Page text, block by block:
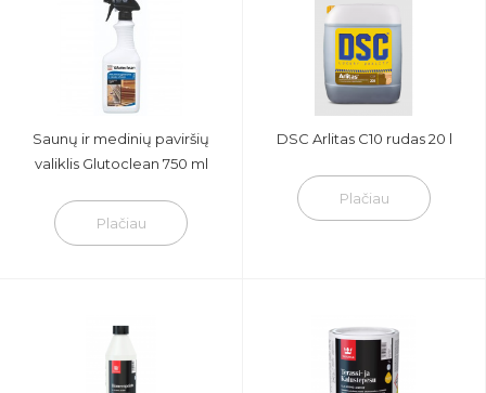
Saunų ir medinių paviršių
valiklis Glutoclean 750 ml
Plačiau
DSC Arlitas C10 rudas 20 l
Plačiau